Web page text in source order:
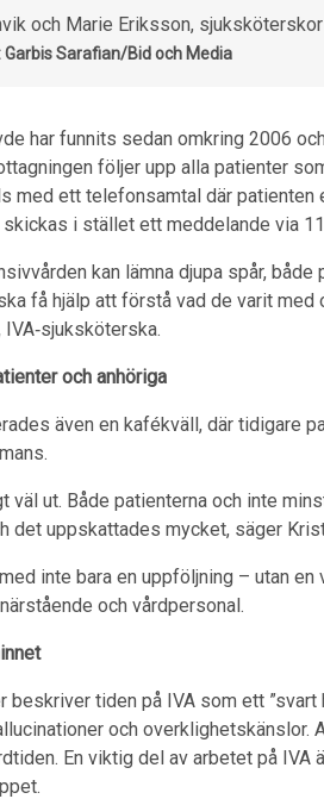
och Marie Eriksson,
Garbis Sarafian/Bid och Media
har funnits sedan omkring 2006
följer upp alla patienter
med ett telefonsamtal där
i stället ett meddelande via
kan lämna djupa spår,
få hjälp att förstå vad de varit
och anhöriga
även en kafékväll, där tidigare
väl ut. Både patienterna och inte
det uppskattades mycket, säger
inte bara en uppföljning – utan
och vårdpersonal.
beskriver tiden på IVA som ett ”svart
och
En viktig del av arbetet på